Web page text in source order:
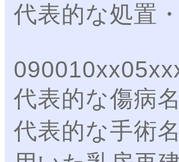
代表的な処置
代表的な傷病
代表的な手術